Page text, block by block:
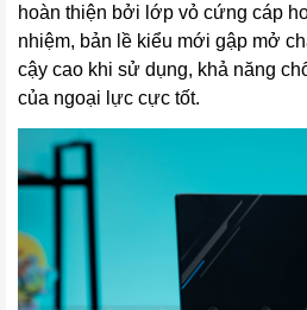
hoàn thiện bởi lớp vỏ cứng cáp
nhiệm, bản lề kiểu mới gập mở
cậy cao khi sử dụng, khả năng
của ngoại lực cực tốt.